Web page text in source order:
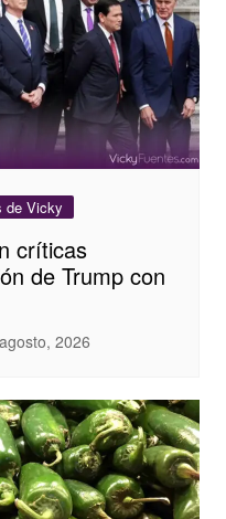
de Vicky
críticas
de Trump con
2026